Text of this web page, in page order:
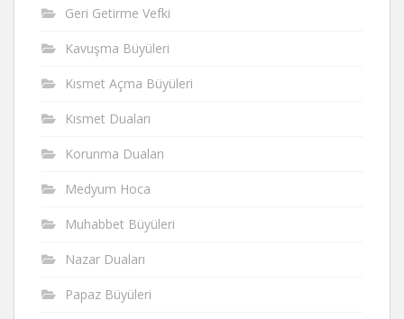
Geri Getirme Vefki
Kavuşma Büyüleri
Kısmet Açma Büyüleri
Kısmet Duaları
Korunma Duaları
Medyum Hoca
Muhabbet Büyüleri
Nazar Duaları
Papaz Büyüleri